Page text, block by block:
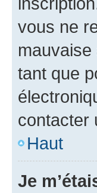
vous ne
tant que
contacter
Haut
Je